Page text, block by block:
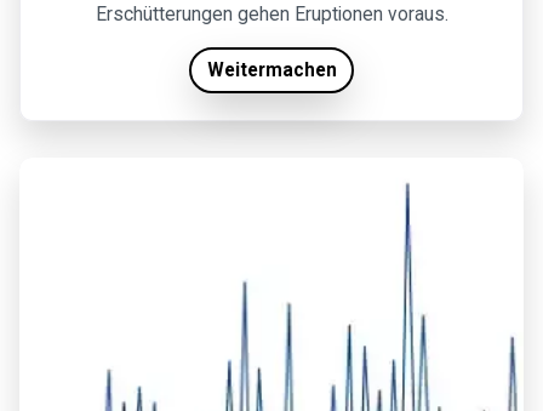
Erschütterungen gehen Eruptionen voraus.
Weitermachen